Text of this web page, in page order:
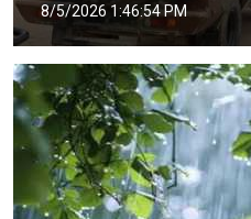
8/5/2026 1:46:54 PM